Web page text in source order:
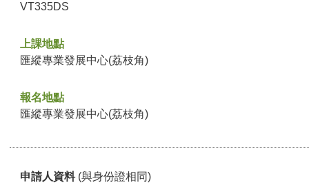
VT335DS
上課地點
匯縱專業發展中心(荔枝角)
報名地點
匯縱專業發展中心(荔枝角)
申請人資料 (與身份證相同)